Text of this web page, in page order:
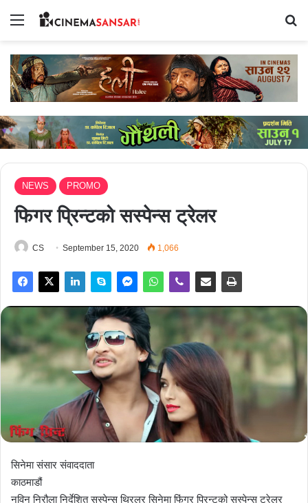
Menu
NEWS PROMO
फिगर प्रिन्टको सस्पेन्स ट्रेलर
CS September 15, 2020 1,066
सिनेमा संसार संवाददाता
काठमाडौं
नविन निरौला निर्देशित सस्पेन्स थ्रिलर सिनेमा फिंगर प्रिन्टको सस्पेन्स ट्रेलर